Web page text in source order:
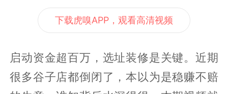
下载虎嗅APP，观看高清视频
启动资金超百万，选址装修是关键。近期
很多谷子店都倒闭了，本以为是稳赚不赔